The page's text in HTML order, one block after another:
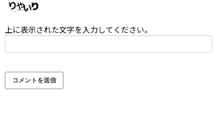
上に表示された文字を入力してください。